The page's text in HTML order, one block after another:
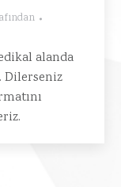
alanda
Dilerseniz